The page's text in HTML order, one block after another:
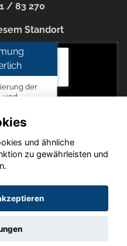
/ 83 270
Standort
18356 Barth
der
und
zu den
vom
LLC
Blunck
und ähnliche
zu gewährleisten und